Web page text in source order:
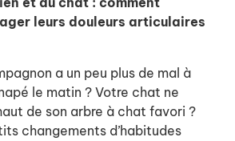
leurs douleurs articulaires
a un peu plus de mal à
le matin ? Votre chat ne
de son arbre à chat favori ?
changements d’habitudes